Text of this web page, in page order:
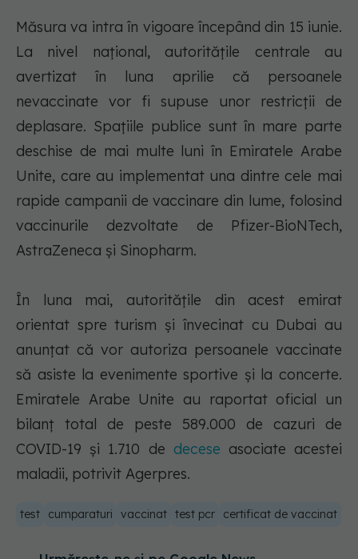
Măsura va intra în vigoare începând din 15 iunie.
La nivel naţional, autorităţile centrale au
avertizat în luna aprilie că persoanele
nevaccinate vor fi supuse unor restricţii de
deplasare. Spaţiile publice sunt în mare parte
deschise de mai multe luni în Emiratele Arabe
Unite, care au implementat una dintre cele mai
rapide campanii de vaccinare din lume, folosind
vaccinurile dezvoltate de Pfizer-BioNTech,
AstraZeneca şi Sinopharm.
În luna mai, autorităţile din acest emirat
orientat spre turism şi învecinat cu Dubai au
anunţat că vor autoriza persoanele vaccinate
să asiste la evenimente sportive şi la concerte.
Emiratele Arabe Unite au raportat oficial un
bilanţ total de peste 589.000 de cazuri de
COVID-19 şi 1.710 de decese asociate acestei
maladii, potrivit Agerpres.
test cumparaturi vaccinat test pcr certificat de vaccinat